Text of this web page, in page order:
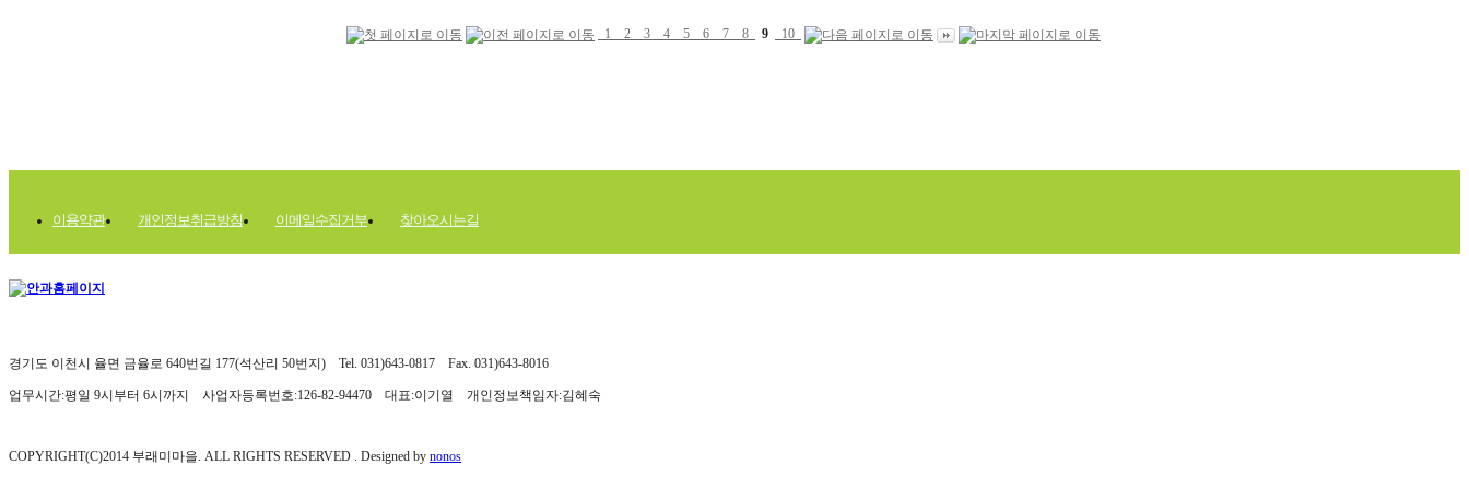
1 2 3 4 5 6 7 8 9 10
이용약관 개인정보취급방침 이메일수집거부 찾아오시는길
경기도 이천시 율면 금율로 640번길 177(석산리 50번지) Tel. 031)643-0817 Fax. 031)643-8016
업무시간:평일 9시부터 6시까지 사업자등록번호:126-82-94470 대표:이기열 개인정보책임자:김혜숙
COPYRIGHT(C)2014 부래미마을. ALL RIGHTS RESERVED . Designed by nonos